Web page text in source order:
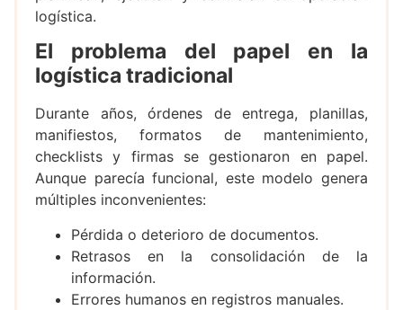
logística.
El problema del papel en la
logística tradicional
Durante años, órdenes de entrega, planillas,
manifiestos, formatos de mantenimiento,
checklists y firmas se gestionaron en papel.
Aunque parecía funcional, este modelo genera
múltiples inconvenientes:
Pérdida o deterioro de documentos.
Retrasos en la consolidación de la
información.
Errores humanos en registros manuales.